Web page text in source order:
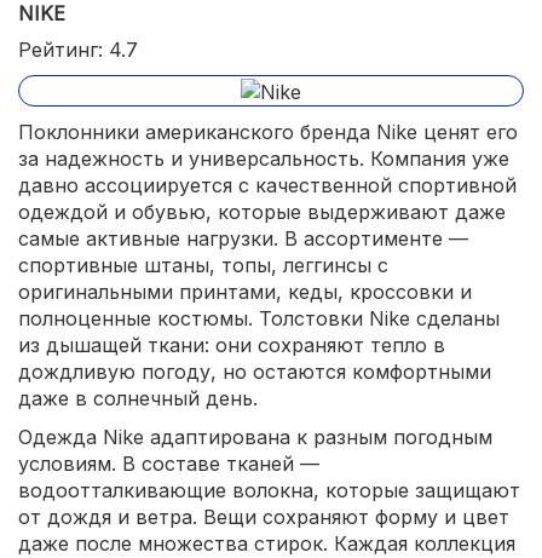
NIKE
Рейтинг: 4.7
Поклонники американского бренда Nike ценят его
за надежность и универсальность. Компания уже
давно ассоциируется с качественной спортивной
одеждой и обувью, которые выдерживают даже
самые активные нагрузки. В ассортименте —
спортивные штаны, топы, леггинсы с
оригинальными принтами, кеды, кроссовки и
полноценные костюмы. Толстовки Nike сделаны
из дышащей ткани: они сохраняют тепло в
дождливую погоду, но остаются комфортными
даже в солнечный день.
Одежда Nike адаптирована к разным погодным
условиям. В составе тканей —
водоотталкивающие волокна, которые защищают
от дождя и ветра. Вещи сохраняют форму и цвет
даже после множества стирок. Каждая коллекция